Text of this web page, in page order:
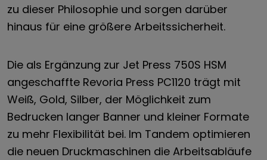
zu dieser Philosophie und sorgen darüber
hinaus für eine größere Arbeitssicherheit.
Die als Ergänzung zur Jet Press 750S HSM
angeschaffte Revoria Press PC1120 trägt mit
Weiß, Gold, Silber, der Möglichkeit zum
Bedrucken langer Banner und kleiner Formate
zu mehr Flexibilität bei. Im Tandem optimieren
die neuen Druckmaschinen die Arbeitsabläufe